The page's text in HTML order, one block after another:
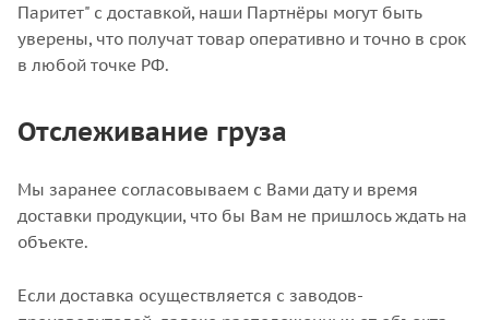
Паритет" с доставкой, наши Партнёры могут быть
уверены, что получат товар оперативно и точно в срок
в любой точке РФ.
Отслеживание груза
Мы заранее согласовываем с Вами дату и время
доставки продукции, что бы Вам не пришлось ждать на
объекте.
Если доставка осуществляется с заводов-